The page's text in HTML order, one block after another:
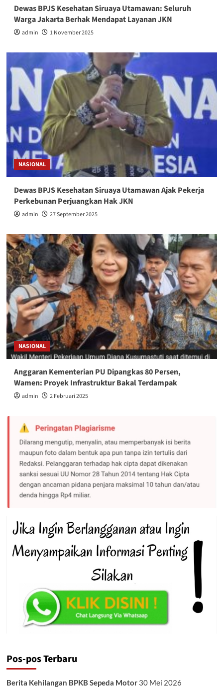
Dewas BPJS Kesehatan Siruaya Utamawan: Seluruh
Warga Jakarta Berhak Mendapat Layanan JKN
admin 1 November 2025
NASIONAL
Dewas BPJS Kesehatan Siruaya Utamawan Ajak Pekerja
Perkebunan Perjuangkan Hak JKN
admin 27 September 2025
NASIONAL
Anggaran Kementerian PU Dipangkas 80 Persen,
Wamen: Proyek Infrastruktur Bakal Terdampak
admin 2 Februari 2025
Pos-pos Terbaru
Berita Kehilangan BPKB Sepeda Motor 30 Mei 2026